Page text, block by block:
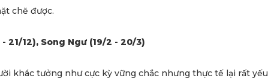
chẽ được.
21/12), Song Ngư (19/2 - 20/3)
khác tưởng như cực kỳ vững chắc nhưng thực tế lại rất yếu